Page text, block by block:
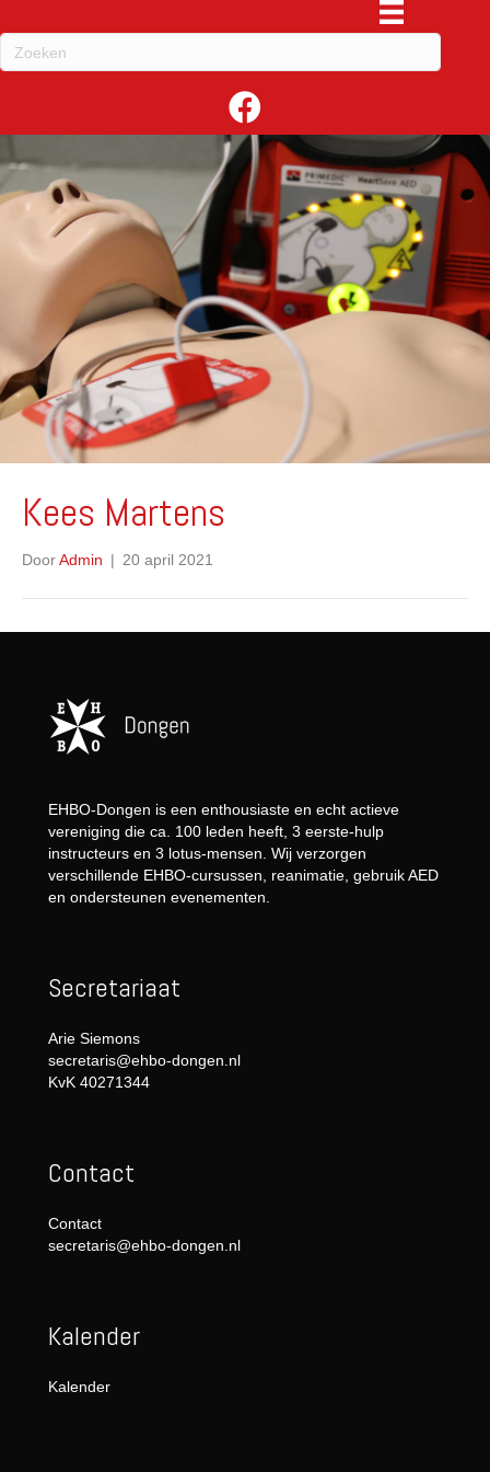
Kees Martens
DoorAdmin | 20 april 2021
EHBO-Dongen is een enthousiaste en echt actieve
vereniging die ca. 100 leden heeft, 3 eerste-hulp
instructeurs en 3 lotus-mensen. Wij verzorgen
verschillende EHBO-cursussen, reanimatie, gebruik AED
en ondersteunen evenementen.
Secretariaat
Arie Siemons
secretaris@ehbo-dongen.nl
KvK 40271344
Contact
Contact
secretaris@ehbo-dongen.nl
Kalender
Kalender